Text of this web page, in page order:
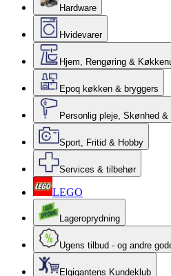
Hardware
Hvidevarer
Hjem, Rengøring &
Epoq køkken & bryggers
Personlig pleje, Skønhed
Sport, Fritid & Hobby
Services & tilbehør
LEGO
Lageroprydning
Ugens tilbud - og andre
Elgigantens Kundeklub